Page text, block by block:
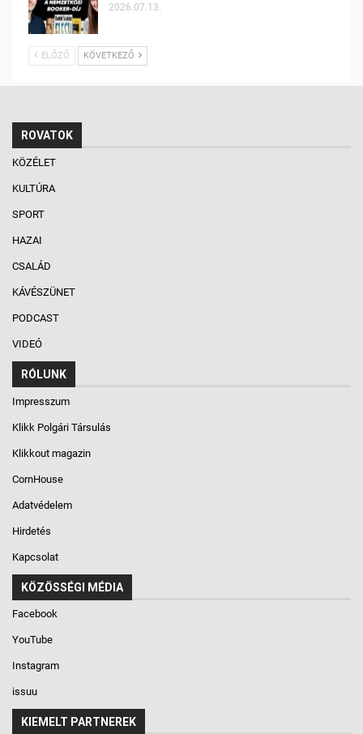
2026.07.13.
ELŐZŐ KÖVETKEZŐ
ROVATOK
KÖZÉLET
KULTÚRA
SPORT
HAZAI
CSALÁD
KÁVÉSZÜNET
PODCAST
VIDEÓ
RÓLUNK
Impresszum
Klikk Polgári Társulás
Klikkout magazin
CornHouse
Adatvédelem
Hirdetés
Kapcsolat
KÖZÖSSÉGI MÉDIA
Facebook
YouTube
Instagram
issuu
KIEMELT PARTNEREK